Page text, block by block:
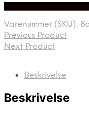
Varenummer (SKU):
Previous Product
Next Product
Beskrivelse
Beskrivelse